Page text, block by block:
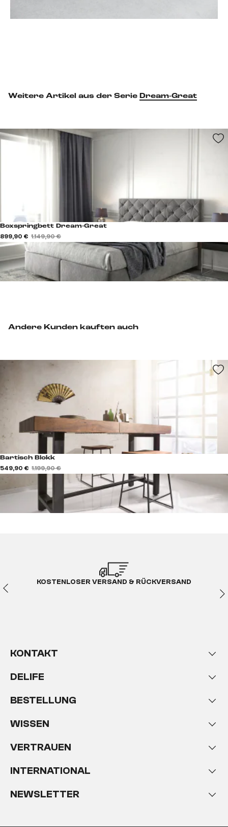
Andere Kunden kauften auch
Bartisch Blokk
549,90 € 1.199,90 €
Weitere Artikel aus der Serie Dream-Great
Boxspringbett Dream-Great
899,90 € 1.149,90 €
KOSTENLOSER VERSAND & RÜCKVERSAND
KONTAKT
DELIFE
BESTELLUNG
WISSEN
VERTRAUEN
INTERNATIONAL
NEWSLETTER